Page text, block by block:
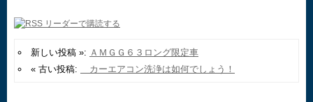
新しい投稿 »: ＡＭＧＧ６３ロング限定車
« 古い投稿:
カーエアコン洗浄は如何でしょう！